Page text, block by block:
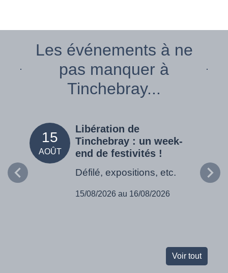
Les événements à ne
pas manquer à
Tinchebray...
15
AOÛT
Libération de
Tinchebray : un week-
end de festivités !
Défilé, expositions, etc.
15/08/2026 au 16/08/2026
Voir tout